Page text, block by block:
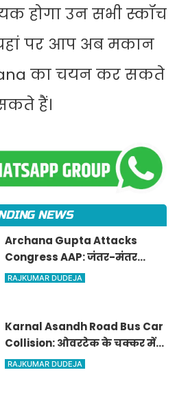
होगा उन सभी स्कॉच
पर आप अब मकान
का चयन कर सकते
हैं।
NEWS
Archana Gupta Attacks
Congress AAP: जंतर-मंतर
प्रदर्शन को बताया प्रायोजित,
RAJKUMAR DUDEJA
Karnal Asandh Road Bus Car
Collision: ओवरटेक के चक्कर में
प्राइवेट बस ने स्विफ्ट कार को मारी
RAJKUMAR DUDEJA